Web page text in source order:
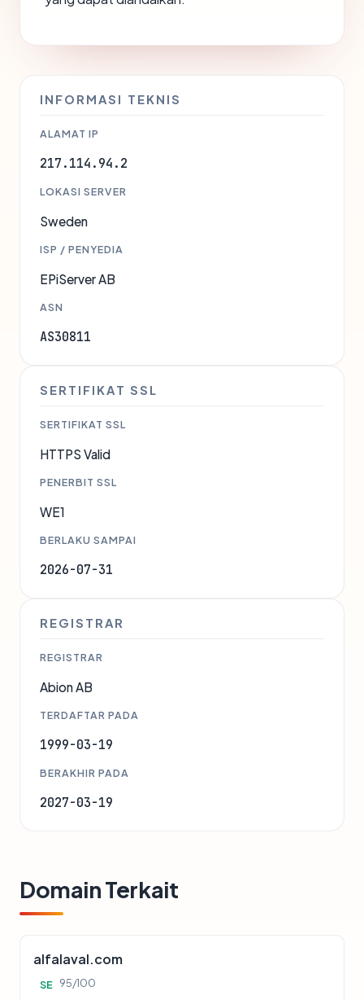
INFORMASI TEKNIS
ALAMAT IP
217.114.94.2
LOKASI SERVER
Sweden
ISP / PENYEDIA
EPiServer AB
ASN
AS30811
SERTIFIKAT SSL
SERTIFIKAT SSL
HTTPS Valid
PENERBIT SSL
WE1
BERLAKU SAMPAI
2026-07-31
REGISTRAR
REGISTRAR
Abion AB
TERDAFTAR PADA
1999-03-19
BERAKHIR PADA
2027-03-19
Domain Terkait
alfalaval.com
SE 95/100